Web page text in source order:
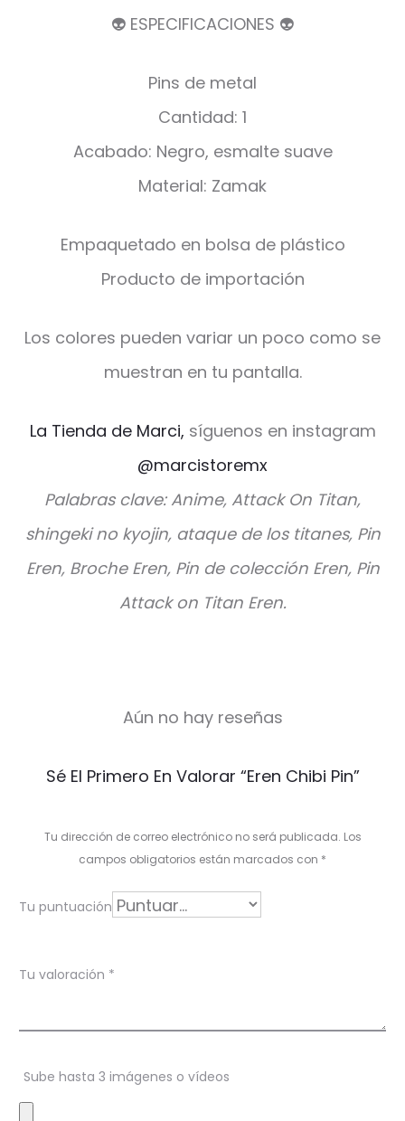
👽 ESPECIFICACIONES 👽
Pins de metal
Cantidad: 1
Acabado: Negro, esmalte suave
Material: Zamak
Empaquetado en bolsa de plástico
Producto de importación
Los colores pueden variar un poco como se
muestran en tu pantalla.
La Tienda de Marci, síguenos en instagram
@marcistoremx
Palabras clave: Anime, Attack On Titan,
shingeki no kyojin, ataque de los titanes, Pin
Eren, Broche Eren, Pin de colección Eren, Pin
Attack on Titan Eren.
r
i
o
e
Aún no hay reseñas
Sé El Primero En Valorar “Eren Chibi Pin”
Tu dirección de correo electrónico no será publicada. Los
campos obligatorios están marcados con *
Tu puntuación
Tu valoración *
Sube hasta 3 imágenes o vídeos